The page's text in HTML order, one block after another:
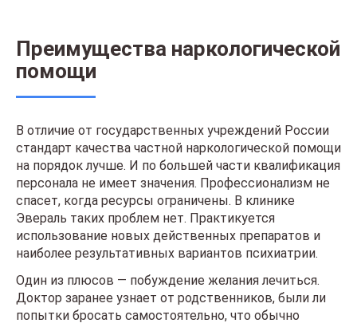
Преимущества наркологической
помощи
В отличие от государственных учреждений России
стандарт качества частной наркологической помощи
на порядок лучше. И по большей части квалификация
персонала не имеет значения. Профессионализм не
спасет, когда ресурсы ограничены. В клинике
Эвераль таких проблем нет. Практикуется
использование новых действенных препаратов и
наиболее результативных вариантов психиатрии.
Один из плюсов — побуждение желания лечиться.
Доктор заранее узнает от родственников, были ли
попытки бросать самостоятельно, что обычно